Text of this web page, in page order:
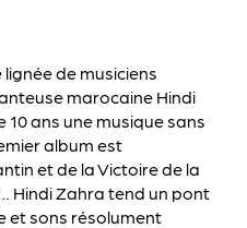
de musiciens
marocaine Hindi
ans une musique sans
album est
et de la Victoire de la
Hindi Zahra tend un pont
et sons résolument